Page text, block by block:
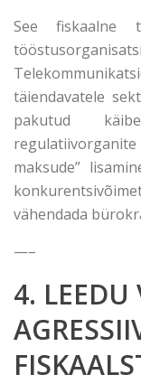
See fiskaalne
täiendavatele
pakutud
maksude”
vähendada
—–
4. LEEDU